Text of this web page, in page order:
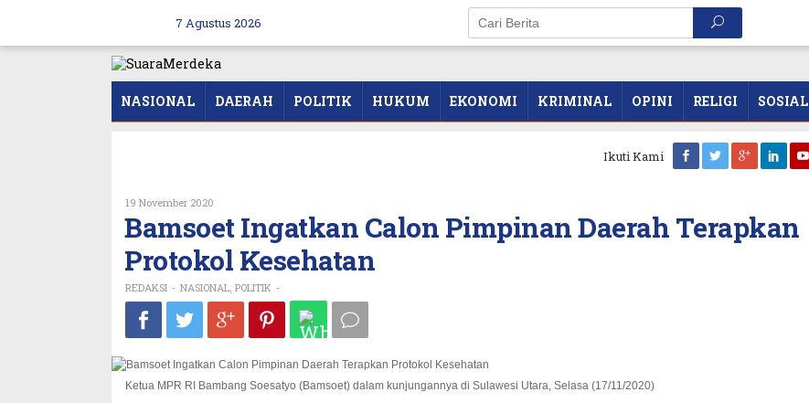
7 Agustus 2026
NASIONAL DAERAH POLITIK HUKUM EKONOMI KRIMINAL OPINI RELIGI SOSIAL
Ikuti Kami
19 November 2020
Bamsoet Ingatkan Calon Pimpinan Daerah Terapkan
Protokol Kesehatan
REDAKSI - NASIONAL POLITIK -
Ketua MPR RI Bambang Soesatyo (Bamsoet) dalam kunjungannya di Sulawesi Utara, Selasa (17/11/2020)